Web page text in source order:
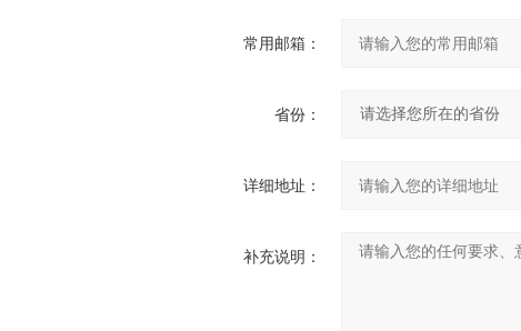
常用邮箱：
省份：
详细地址：
补充说明：